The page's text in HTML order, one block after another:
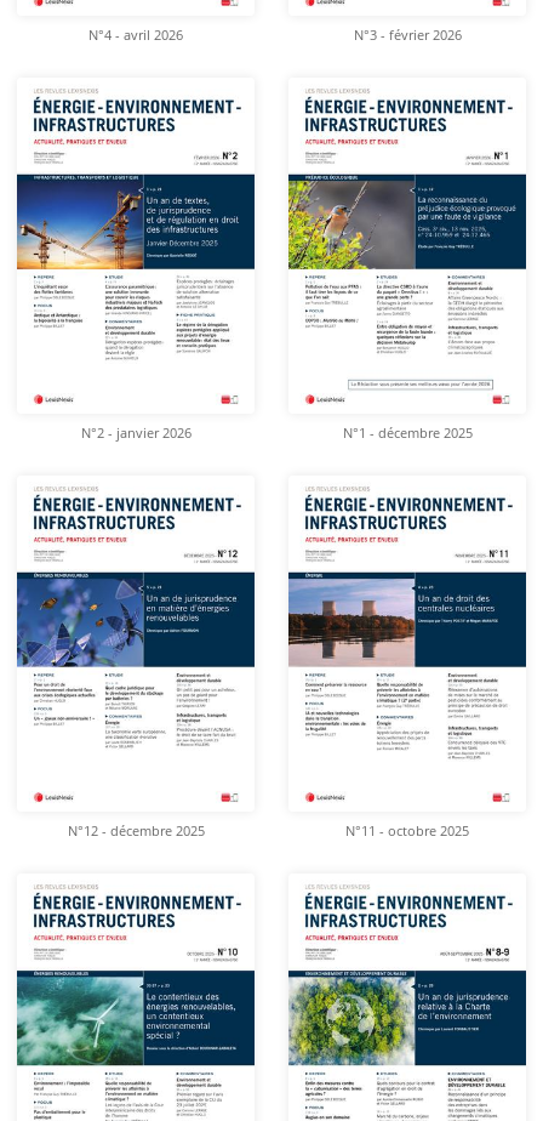
N°4 - avril 2026 N°3 - février 2026
N°2 - janvier 2026 N°1 - décembre 2025
N°12 - décembre 2025 N°11 - octobre 2025